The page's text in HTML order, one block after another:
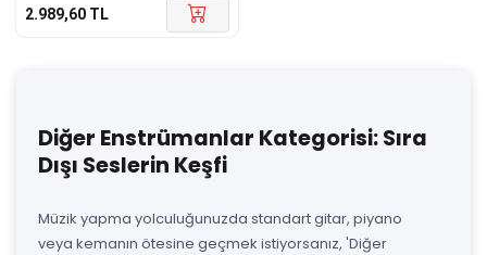
2.989,60 TL
Diğer Enstrümanlar Kategorisi: Sıra
Dışı Seslerin Keşfi
Müzik yapma yolculuğunuzda standart gitar, piyano
veya kemanın ötesine geçmek istiyorsanız, 'Diğer